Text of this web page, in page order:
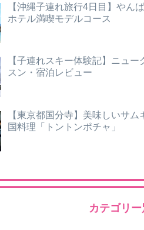
【沖縄子連れ旅行4日目】やん
ホテル満喫モデルコース
【子連れスキー体験記】ニュ
スン・宿泊レビュー
【東京都国分寺】美味しいサ
国料理「トントンポチャ」
カテゴリー